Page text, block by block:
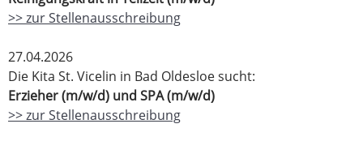
>> zur Stellenausschreibung
27.04.2026
Die Kita St. Vicelin in Bad Oldesloe sucht:
Erzieher (m/w/d) und SPA (m/w/d)
>> zur Stellenausschreibung